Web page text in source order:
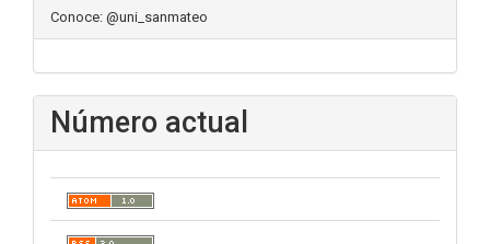
Conoce: @uni_sanmateo
Número actual